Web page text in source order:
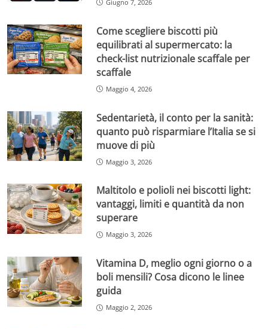
Giugno 7, 2026
Come scegliere biscotti più
equilibrati al supermercato: la
check-list nutrizionale scaffale per
scaffale
Maggio 4, 2026
Sedentarietà, il conto per la sanità:
quanto può risparmiare l’Italia se si
muove di più
Maggio 3, 2026
Maltitolo e polioli nei biscotti light:
vantaggi, limiti e quantità da non
superare
Maggio 3, 2026
Vitamina D, meglio ogni giorno o a
boli mensili? Cosa dicono le linee
guida
Maggio 2, 2026